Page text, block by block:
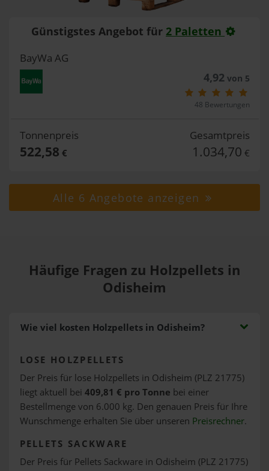
Günstigstes Angebot für 2 Paletten
BayWa AG
4,92von 5
48 Bewertungen
Tonnenpreis
522,58 €
Gesamtpreis
1.034,70 €
Alle 6 Angebote anzeigen
Häufige Fragen zu Holzpellets in
Odisheim
Wie viel kosten Holzpellets in Odisheim?
LOSE HOLZPELLETS
Der Preis für lose Holzpellets in Odisheim (PLZ 21775)
liegt aktuell bei 409,81 € pro Tonne bei einer
Bestellmenge von 6.000 kg. Den genauen Preis für Ihre
Wunschmenge erhalten Sie über unseren Preisrechner.
PELLETS SACKWARE
Der Preis für Pellets Sackware in Odisheim (PLZ 21775)